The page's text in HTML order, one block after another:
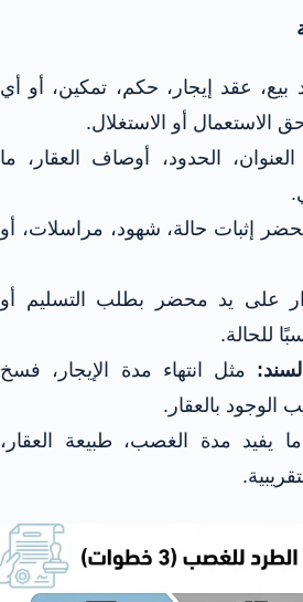
بيع، عقد إيجار، حكم، تمكين، أو أي
الاستعمال أو الاستغلال.
العنوان، الحدود، أوصاف العقار، ما
إثبات حالة، شهود، مراسلات، أو
على يد محضر بطلب التسليم أو
للحالة.
مثل انتهاء مدة الإيجار، فسخ
الوجود بالعقار.
ما يفيد مدة الغصب، طبيعة العقار،